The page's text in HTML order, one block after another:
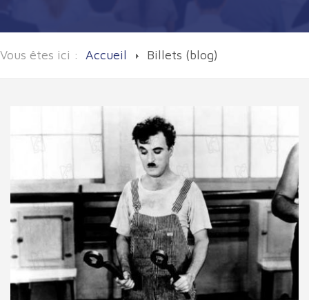
Vous êtes ici : Accueil Billets (blog)